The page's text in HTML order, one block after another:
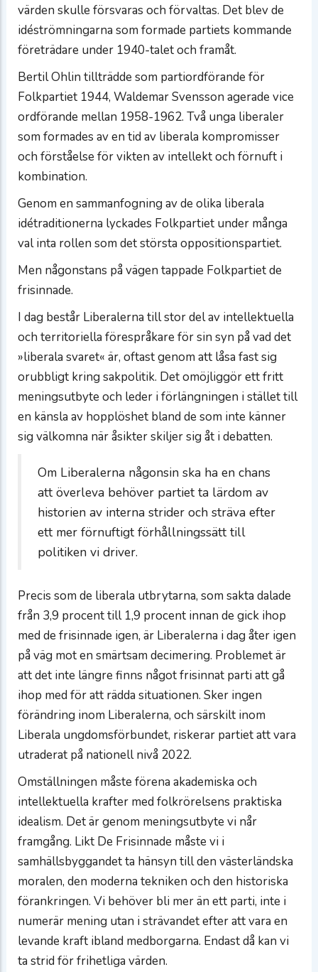
värden skulle försvaras och förvaltas. Det blev de
idéströmningarna som formade partiets kommande
företrädare under 1940-talet och framåt.
Bertil Ohlin tillträdde som partiordförande för
Folkpartiet 1944, Waldemar Svensson agerade vice
ordförande mellan 1958-1962. Två unga liberaler
som formades av en tid av liberala kompromisser
och förståelse för vikten av intellekt och förnuft i
kombination.
Genom en sammanfogning av de olika liberala
idétraditionerna lyckades Folkpartiet under många
val inta rollen som det största oppositionspartiet.
Men någonstans på vägen tappade Folkpartiet de
frisinnade.
I dag består Liberalerna till stor del av intellektuella
och territoriella förespråkare för sin syn på vad det
»liberala svaret« är, oftast genom att låsa fast sig
orubbligt kring sakpolitik. Det omöjliggör ett fritt
meningsutbyte och leder i förlängningen i stället till
en känsla av hopplöshet bland de som inte känner
sig välkomna när åsikter skiljer sig åt i debatten.
Om Liberalerna någonsin ska ha en chans
att överleva behöver partiet ta lärdom av
historien av interna strider och sträva efter
ett mer förnuftigt förhållningssätt till
politiken vi driver.
Precis som de liberala utbrytarna, som sakta dalade
från 3,9 procent till 1,9 procent innan de gick ihop
med de frisinnade igen, är Liberalerna i dag åter igen
på väg mot en smärtsam decimering. Problemet är
att det inte längre finns något frisinnat parti att gå
ihop med för att rädda situationen. Sker ingen
förändring inom Liberalerna, och särskilt inom
Liberala ungdomsförbundet, riskerar partiet att vara
utraderat på nationell nivå 2022.
Omställningen måste förena akademiska och
intellektuella krafter med folkrörelsens praktiska
idealism. Det är genom meningsutbyte vi når
framgång. Likt De Frisinnade måste vi i
samhällsbyggandet ta hänsyn till den västerländska
moralen, den moderna tekniken och den historiska
förankringen. Vi behöver bli mer än ett parti, inte i
numerär mening utan i strävandet efter att vara en
levande kraft ibland medborgarna. Endast då kan vi
ta strid för frihetliga värden.